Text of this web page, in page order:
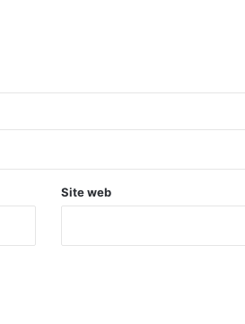
Site web